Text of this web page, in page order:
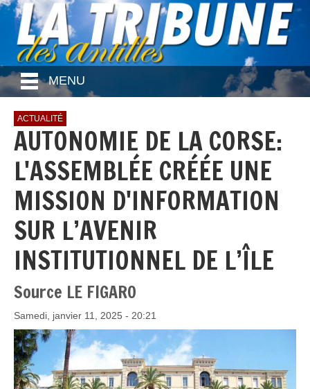
MENU
ACTUALITÉ
AUTONOMIE DE LA CORSE:
L'ASSEMBLÉE CRÉÉE UNE
MISSION D'INFORMATION
SUR L’AVENIR
INSTITUTIONNEL DE L’ÎLE
Source LE FIGARO
Samedi, janvier 11, 2025 - 20:21